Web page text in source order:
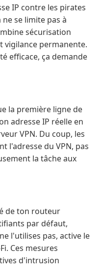
IP contre les pirates
se limite pas à
sécurisation
vigilance permanente.
efficace, ça demande
la première ligne de
adresse IP réelle en
VPN. Du coup, les
l'adresse du VPN, pas
la tâche aux
de ton routeur
par défaut,
l'utilises pas, active le
Ces mesures
d'intrusion